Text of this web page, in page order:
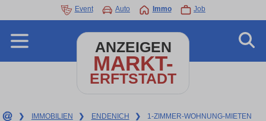
Event Auto Immo Job
ANZEIGEN
MARKT-
ERFTSTADT
❯ IMMOBILIEN ❯ ENDENICH ❯ 1-ZIMMER-WOHNUNG-MIETEN